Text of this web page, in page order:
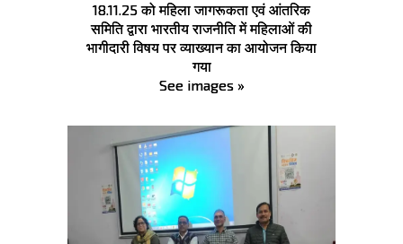
18.11.25 को महिला जागरूकता एवं आंतरिक
समिति द्वारा भारतीय राजनीति में महिलाओं की
भागीदारी विषय पर व्याख्यान का आयोजन किया
गया
See images »